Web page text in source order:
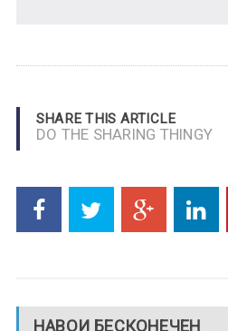
SHARE THIS ARTICLE
DO THE SHARING THINGY
НАВОИ БЕСКОНЕЧЕН